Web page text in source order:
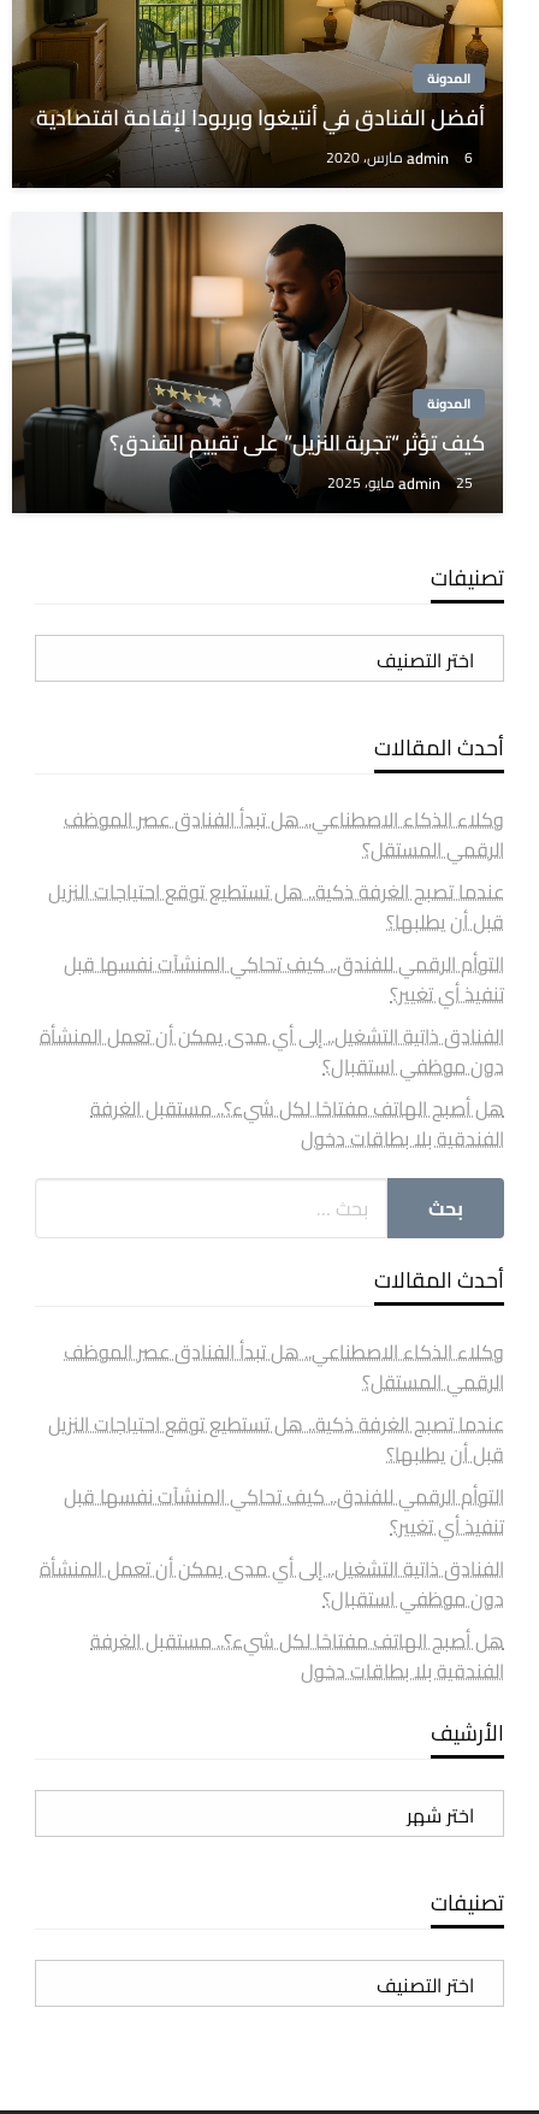
المدونة
أفضل الفنادق في أنتيغوا وبربودا لإقامة اقتصادية
admin 6 مارس، 2020
المدونة
كيف تؤثر “تجربة النزيل” على تقييم الفندق؟
admin 25 مايو، 2025
تصنيفات
تصنيفات
أحدث المقالات
وكلاء الذكاء الاصطناعي.. هل تبدأ الفنادق عصر الموظف
الرقمي المستقل؟
عندما تصبح الغرفة ذكية.. هل تستطيع توقع احتياجات النزيل
قبل أن يطلبها؟
التوأم الرقمي للفندق.. كيف تحاكي المنشآت نفسها قبل
تنفيذ أي تغيير؟
الفنادق ذاتية التشغيل.. إلى أي مدى يمكن أن تعمل المنشأة
دون موظفي استقبال؟
هل أصبح الهاتف مفتاحًا لكل شيء؟.. مستقبل الغرفة
الفندقية بلا بطاقات دخول
أحدث المقالات
وكلاء الذكاء الاصطناعي.. هل تبدأ الفنادق عصر الموظف
الرقمي المستقل؟
عندما تصبح الغرفة ذكية.. هل تستطيع توقع احتياجات النزيل
قبل أن يطلبها؟
التوأم الرقمي للفندق.. كيف تحاكي المنشآت نفسها قبل
تنفيذ أي تغيير؟
الفنادق ذاتية التشغيل.. إلى أي مدى يمكن أن تعمل المنشأة
دون موظفي استقبال؟
هل أصبح الهاتف مفتاحًا لكل شيء؟.. مستقبل الغرفة
الفندقية بلا بطاقات دخول
الأرشيف
الأرشيف
تصنيفات
تصنيفات